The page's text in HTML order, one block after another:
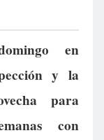
en
y la
para
con